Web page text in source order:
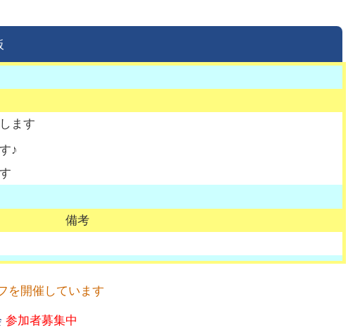
ます
♪
備考
を開催しています
参加者募集中